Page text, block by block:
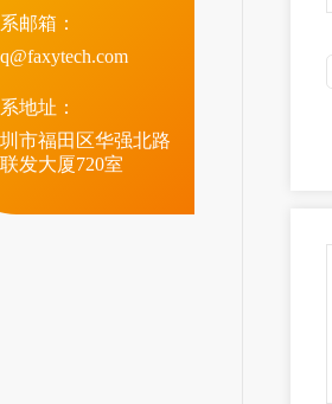
邮箱：
地址：
市福田区华强北路
发大厦720室